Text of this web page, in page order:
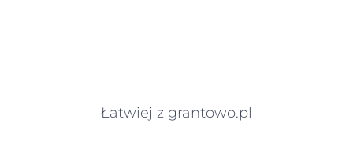
Łatwiej z grantowo.pl